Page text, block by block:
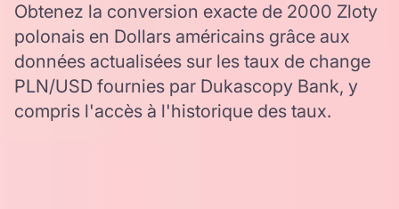
Obtenez la conversion exacte de 2000 Zloty
polonais en Dollars américains grâce aux
données actualisées sur les taux de change
PLN/USD fournies par Dukascopy Bank, y
compris l'accès à l'historique des taux.